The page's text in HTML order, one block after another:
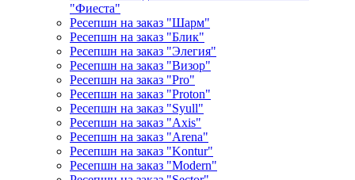
"Фиеста"
Ресепшн на заказ "Шарм"
Ресепшн на заказ "Блик"
Ресепшн на заказ "Элегия"
Ресепшн на заказ "Визор"
Ресепшн на заказ "Pro"
Ресепшн на заказ "Proton"
Ресепшн на заказ "Syull"
Ресепшн на заказ "Axis"
Ресепшн на заказ "Arena"
Ресепшн на заказ "Kontur"
Ресепшн на заказ "Modern"